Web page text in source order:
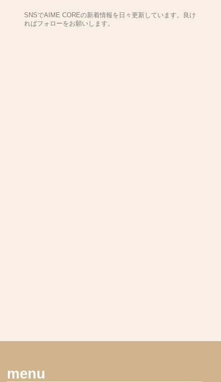
SNSでAIME COREの新着情報を日々更新しています。良け
ればフォローをお願いします。
menu